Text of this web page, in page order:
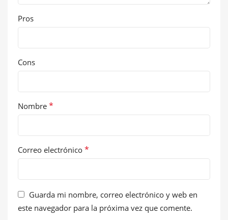
Pros
Cons
Nombre *
Correo electrónico *
Guarda mi nombre, correo electrónico y web en
este navegador para la próxima vez que comente.